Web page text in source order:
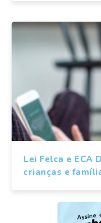
Lei Felca e ECA
crianças e